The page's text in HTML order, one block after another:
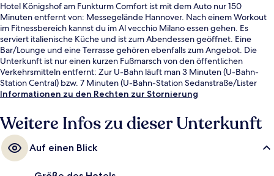
Hotel Königshof am Funkturm Comfort ist mit dem Auto nur 150
Minuten entfernt von: Messegelände Hannover. Nach einem Workout
im Fitnessbereich kannst du im Al vecchio Milano essen gehen. Es
serviert italienische Küche und ist zum Abendessen geöffnet. Eine
Bar/Lounge und eine Terrasse gehören ebenfalls zum Angebot. Die
Unterkunft ist nur einen kurzen Fußmarsch von den öffentlichen
Verkehrsmitteln entfernt: Zur U-Bahn läuft man 3 Minuten (U-Bahn-
Station Central) bzw. 7 Minuten (U-Bahn-Station Sedanstraße/Lister
Meile).
Informationen zu den Rechten zur Stornierung
Weitere Infos zu dieser Unterkunft
Auf einen Blick